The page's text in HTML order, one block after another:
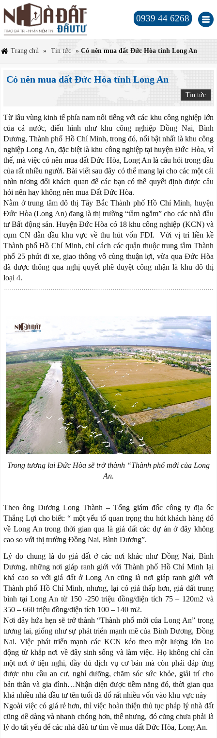
0939 44 6268
Trang chủ » Tin tức »Có nên mua đất Đức Hòa tỉnh Long An
Có nên mua đất Đức Hòa tỉnh Long An
Tin tức
Từ lâu vùng kinh tế phía nam nổi tiếng với các khu công nghiệp lớn
của cả nước, điển hình như khu công nghiệp Đồng Nai, Bình
Dương, Thành phố Hồ Chí Minh, trong đó, nổi bật nhất là khu công
nghiệp Long An, đặc biệt là khu công nghiệp tại huyện Đức Hòa, vì
thế, mà việc có nên mua đất Đức Hòa, Long An là câu hỏi trong đầu
của rất nhiều người. Bài viết sau đây có thể mang lại cho các một cái
nhìn tương đối khách quan để các bạn có thể quyết định được câu
hỏi nên hay không nên mua Đất Đức Hòa.
Nằm ở trung tâm đô thị Tây Bắc Thành phố Hồ Chí Minh, huyện
Đức Hòa (Long An) đang là thị trường “tầm ngắm” cho các nhà đầu
tư Bất động sản. Huyện Đức Hòa có 18 khu công nghiệp (KCN) và
cụm CN dẫn đầu khu vực về thu hút vốn FDI. Với vị trí liền kề
Thành phố Hồ Chí Minh, chỉ cách các quận thuộc trung tâm Thành
phố 25 phút đi xe, giao thông vô cùng thuận lợi, vừa qua Đức Hòa
đã được thông qua nghị quyết phê duyệt công nhận là khu đô thị
loại 4.
Trong tương lai Đức Hòa sẽ trở thành “Thành phố mới của Long
An.
Theo ông Dương Long Thành – Tổng giám đốc công ty địa ốc
Thắng Lợi cho biết: “ một yếu tố quan trọng thu hút khách hàng đổ
về Long An trong thời gian qua là giá đất các dự án ở đây không
cao so với thị trường Đồng Nai, Bình Dương”.
Lý do chung là do giá đất ở các nơi khác như Đồng Nai, Bình
Dương, những nơi giáp ranh giới với Thành phố Hồ Chí Minh lại
khá cao so với giá đất ở Long An cũng là nơi giáp ranh giới với
Thành phố Hồ Chí Minh, nhưng, lại có giá thấp hơn, giá đất trung
bình tại Long An từ 150 -250 triệu đồng/diện tích 75 – 120m2 và
350 – 660 triệu đồng/diện tích 100 – 140 m2.
Nơi đây hứa hẹn sẽ trở thành “Thành phố mới của Long An” trong
tương lai, giống như sự phát triển mạnh mẽ của Bình Dương, Đồng
Nai. Việc phát triển mạnh các KCN kéo theo một lượng lớn lao
động từ khắp nơi về đây sinh sống và làm việc. Họ không chỉ cần
một nơi ở tiện nghi, đầy đủ dịch vụ cơ bản mà còn phải đáp ứng
được nhu cầu an cư, nghỉ dưỡng, chăm sóc sức khỏe, giải trí cho
bản thân và gia đình…Nhận diện được tiềm năng đó, thời gian qua
khá nhiều nhà đầu tư tên tuổi đã đổ rất nhiều vốn vào khu vực này
Ngoài việc có giá rẻ hơn, thì việc hoàn thiện thủ tục pháp lý nhà đất
cũng dễ dàng và nhanh chóng hơn, thế nhưng, đó cũng chưa phải là
lý do tất yếu để các nhà đâù tư tìm về mua đất Đức Hòa, Long An.